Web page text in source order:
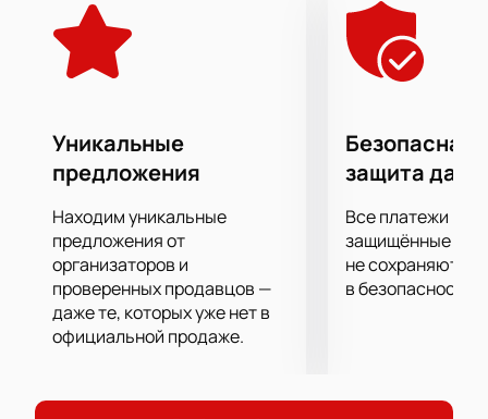
потрясающее музыкальное сопровождение - не
единственное, что удивит вас в ней.
Новое прочтение знакомого сюжета, динамика,
происходящая на сцене, подарят вам подлинное
эстетическое наслаждение!
На страницах нашего сайта вы сможете купить
билеты на балет по выгодным ценам. Не
откладывайте бронирование мест и заказ билетов,
ведь количество мест ограничено.
Уникальные
предложения
Находим уникальные
предложения от
организаторов и
проверенных продавцов —
даже те, которых уже нет в
официальной продаже.
Безопасная
защита
Все платежи
защищённые
не сохраняются
в безопасности.